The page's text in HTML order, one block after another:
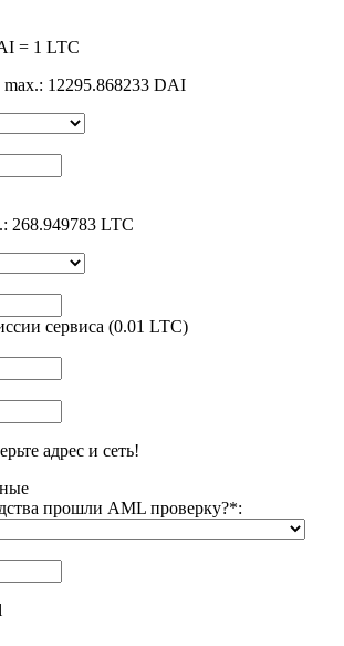
= 1 LTC
max.: 12295.868233 DAI
268.949783 LTC
сервиса (0.01 LTC)
адрес и сеть!
прошли AML проверку?*: